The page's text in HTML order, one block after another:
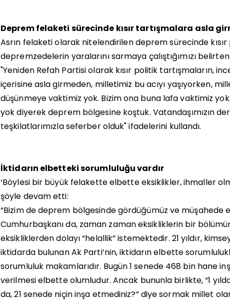
Deprem felaketi sürecinde kısır tartışmalara asla
Asrın felaketi olarak nitelendirilen deprem sürecinde
depremzedelerin yaralarını sarmaya çalıştığımızı
"Yeniden Refah Partisi olarak kısır politik tartışmaların,
içerisine asla girmeden, milletimiz bu acıyı yaşıyorken,
düşünmeye vaktimiz yok. Bizim ona buna lafa vaktimiz
yok diyerek deprem bölgesine koştuk. Vatandaşımızın
teşkilatlarımızla seferber olduk" ifadelerini kullandı.
İktidarın elbetteki sorumluluğu vardır
‘Böylesi bir büyük felakette elbette eksiklikler, ihmaller
şöyle devam etti:
“Bizim de deprem bölgesinde gördüğümüz ve müşahede
Cumhurbaşkanı da, zaman zaman eksikliklerin bir
eksikliklerden dolayı “helallik” istemektedir. 21 yıldır,
iktidarda bulunan Ak Parti’nin, iktidarın elbette
sorumluluk makamlarıdır. Bugün 1 senede 468 bin hane
verilmesi elbette olumludur. Ancak bununla birlikte, “1
da, 21 senede niçin inşa etmediniz?” diye sormak millet